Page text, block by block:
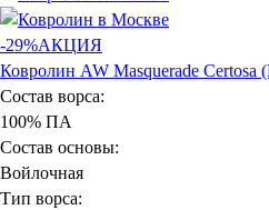
-29%АКЦИЯ
Ковролин AW Masquerade Certosa
Состав ворса:
100% ПА
Состав основы:
Войлочная
Тип ворса: